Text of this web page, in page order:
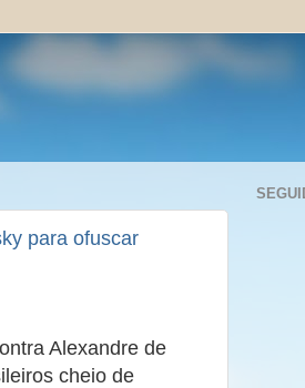
para ofuscar
Alexandre de
cheio de